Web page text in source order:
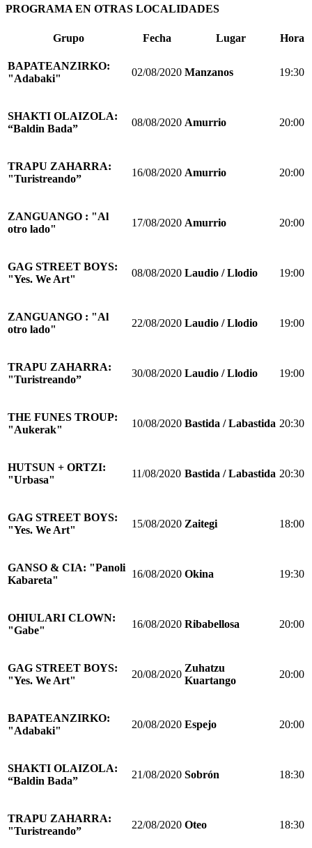
PROGRAMA EN OTRAS LOCALIDADES
Grupo Fecha Lugar Hora
BAPATEANZIRKO:
"Adabaki"
02/08/2020 Manzanos 19:30
SHAKTI OLAIZOLA:
“Baldin Bada”
08/08/2020 Amurrio 20:00
TRAPU ZAHARRA:
"Turistreando”
16/08/2020 Amurrio 20:00
ZANGUANGO : "Al
otro lado"
17/08/2020 Amurrio 20:00
GAG STREET BOYS:
"Yes. We Art"
08/08/2020 Laudio / Llodio 19:00
ZANGUANGO : "Al
otro lado"
22/08/2020 Laudio / Llodio 19:00
TRAPU ZAHARRA:
"Turistreando”
30/08/2020 Laudio / Llodio 19:00
THE FUNES TROUP:
"Aukerak"
10/08/2020 Bastida / Labastida 20:30
HUTSUN + ORTZI:
"Urbasa"
11/08/2020 Bastida / Labastida 20:30
GAG STREET BOYS:
"Yes. We Art"
15/08/2020 Zaitegi 18:00
GANSO & CIA: "Panoli
Kabareta"
16/08/2020 Okina 19:30
OHIULARI CLOWN:
"Gabe"
16/08/2020 Ribabellosa 20:00
GAG STREET BOYS:
"Yes. We Art"
20/08/2020
Zuhatzu
Kuartango
20:00
BAPATEANZIRKO:
"Adabaki"
20/08/2020 Espejo 20:00
SHAKTI OLAIZOLA:
“Baldin Bada”
21/08/2020 Sobrón 18:30
TRAPU ZAHARRA:
"Turistreando”
22/08/2020 Oteo 18:30